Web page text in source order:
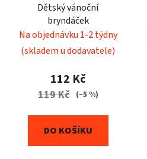
Dětský vánoční
bryndáček
Na objednávku 1-2 týdny
(skladem u dodavatele)
112 Kč
119 Kč (–5 %)
DO KOŠÍKU